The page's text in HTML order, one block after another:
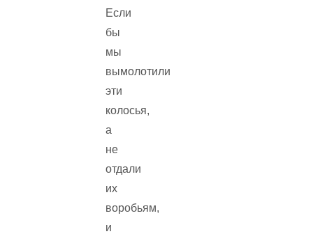
Если
бы
мы
вымолотили
эти
колосья,
а
не
отдали
их
воробьям,
и